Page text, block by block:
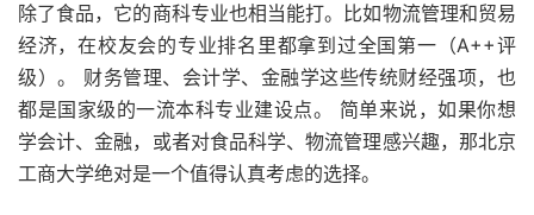
除了食品，它的商科专业也相当能打。比如物流管理和贸易
经济，在校友会的专业排名里都拿到过全国第一（A++评
级）。 财务管理、会计学、金融学这些传统财经强项，也
都是国家级的一流本科专业建设点。 简单来说，如果你想
学会计、金融，或者对食品科学、物流管理感兴趣，那北京
工商大学绝对是一个值得认真考虑的选择。